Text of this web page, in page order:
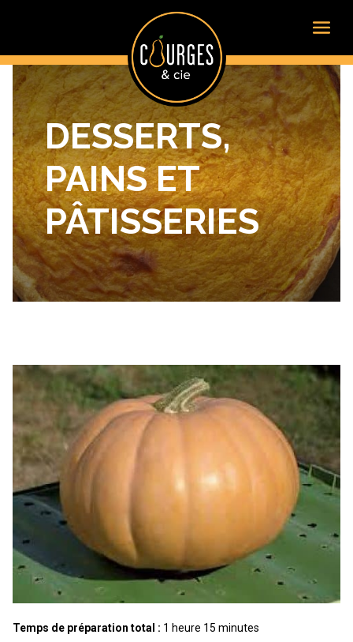
DESSERTS,
PAINS ET
PÂTISSERIES
Temps de préparation total : 1 heure 15 minutes